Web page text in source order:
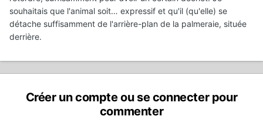
souhaitais que l'animal soit… expressif et qu'il (qu'elle) se
détache suffisamment de l'arrière-plan de la palmeraie, située
derrière.
Créer un compte ou se connecter pour
commenter